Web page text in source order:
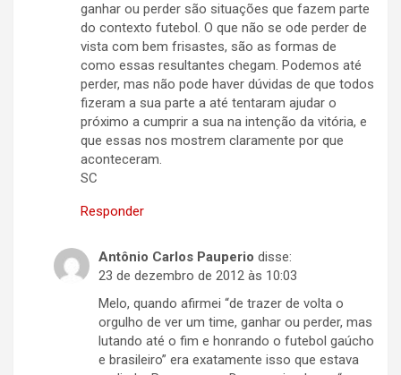
ganhar ou perder são situações que fazem parte
do contexto futebol. O que não se ode perder de
vista com bem frisastes, são as formas de
como essas resultantes chegam. Podemos até
perder, mas não pode haver dúvidas de que todos
fizeram a sua parte a até tentaram ajudar o
próximo a cumprir a sua na intenção da vitória, e
que essas nos mostrem claramente por que
aconteceram.
SC
Responder
Antônio Carlos Pauperio disse:
23 de dezembro de 2012 às 10:03
Melo, quando afirmei “de trazer de volta o
orgulho de ver um time, ganhar ou perder, mas
lutando até o fim e honrando o futebol gaúcho
e brasileiro” era exatamente isso que estava